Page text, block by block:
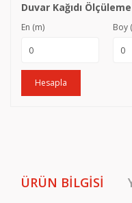
Duvar Kağıdı
En (m) Boy
Hesapla
ÜRÜN BILGISI